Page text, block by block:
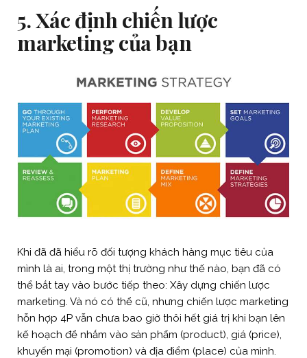
5. Xác định chiến lược
marketing của bạn
Khi đã đã hiểu rõ đối tượng khách hàng mục tiêu của
mình là ai, trong một thị trường như thế nào, bạn đã có
thể bắt tay vào bước tiếp theo: Xây dựng chiến lược
marketing. Và nó có thể cũ, nhưng chiến lược marketing
hỗn hợp 4P vẫn chưa bao giờ thôi hết giá trị khi bạn lên
kế hoạch để nhắm vào sản phẩm (product), giá (price),
khuyến mại (promotion) và địa điểm (place) của mình.